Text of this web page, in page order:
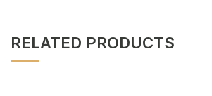
RELATED PRODUCTS